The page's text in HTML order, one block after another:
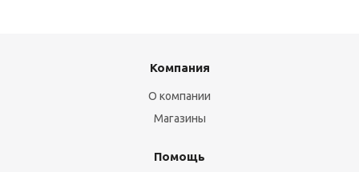
Компания
О компании
Магазины
Помощь